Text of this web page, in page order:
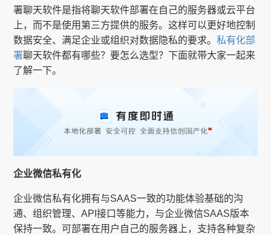
署聊天软件是指将聊天软件部署在自己的服务器或云平台
上，而不是使用第三方提供的服务。这样可以更好地控制
数据安全、满足企业或组织对数据隐私的要求。私有化部
署聊天软件都有哪些？要怎么选型？下面就带大家一起来
了解一下。
企业微信私有化
企业微信私有化拥有与SAAS一致的功能体验基础的沟
通、组织管理、API接口等能力，与企业微信SAAS版本
保持一致。可部署在用户自己的服务器上，支持各种复杂